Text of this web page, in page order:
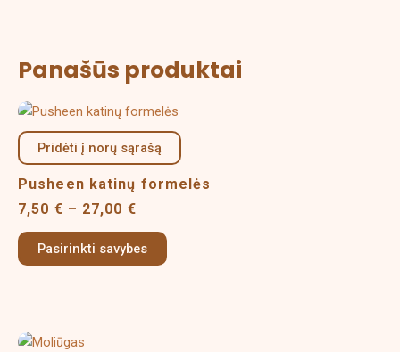
Panašūs produktai
Pridėti į norų sąrašą
Pusheen katinų formelės
7,50 € – 27,00 €
Price
7,50 €
through
27,00 €
Pasirinkti savybes
This
product
has
multiple
options
may